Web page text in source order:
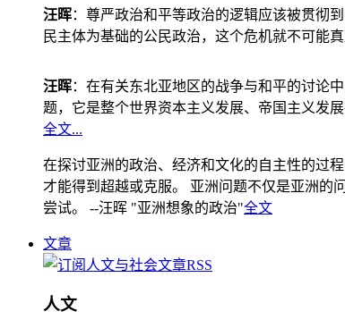
汪晖：尊严政治和平等政治的逻辑应该被贯彻
民主体为基础的公民政治，这个危机就不可能真
汪晖：在有关东北亚地区的战争与和平的讨论
题，它是整个世界资本主义发展、帝国主义发
全文...
在探讨亚洲的政治、经济和文化的自主性的过
才能得到超越或克服。 亚洲问题不仅是亚洲的
尝试。 --汪晖 "亚洲想象的政治"全文
文章
人文